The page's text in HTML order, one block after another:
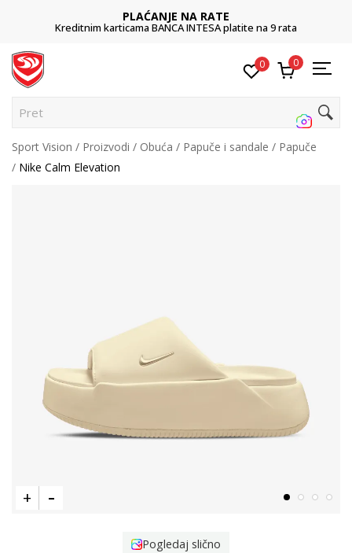
PLAĆANJE NA RATE
Kreditnim karticama BANCA INTESA platite na 9 rata
0 0
Pretraži
Sport Vision Proizvodi Obuća Papuče i sandale
Papuče
Nike Calm Elevation
Pogledaj slično